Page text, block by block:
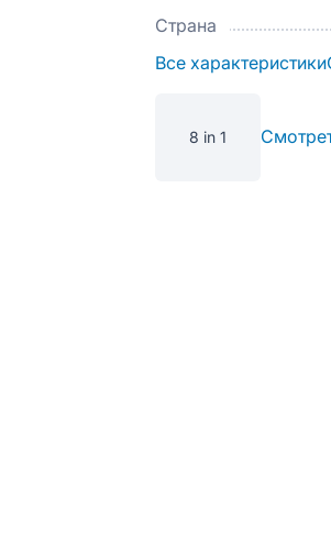
Страна
Все характеристики
8 in 1